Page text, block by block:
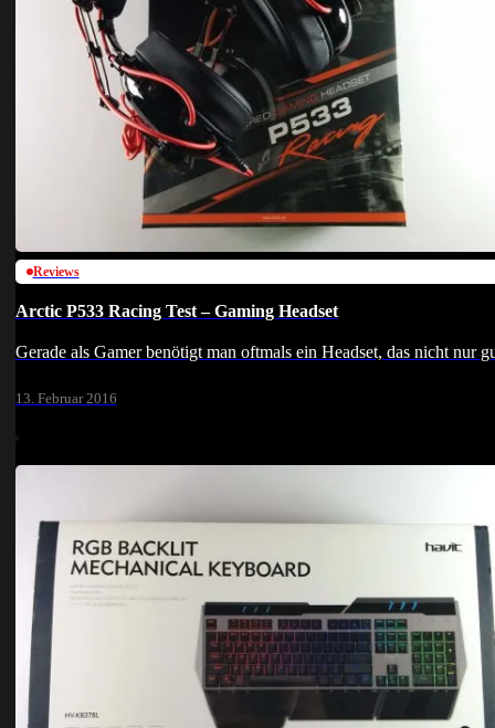
Reviews
Arctic P533 Racing Test – Gaming Headset
Gerade als Gamer benötigt man oftmals ein Headset, das nicht
13. Februar 2016